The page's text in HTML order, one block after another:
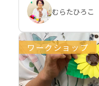
むらたひろこ
ワークショップ